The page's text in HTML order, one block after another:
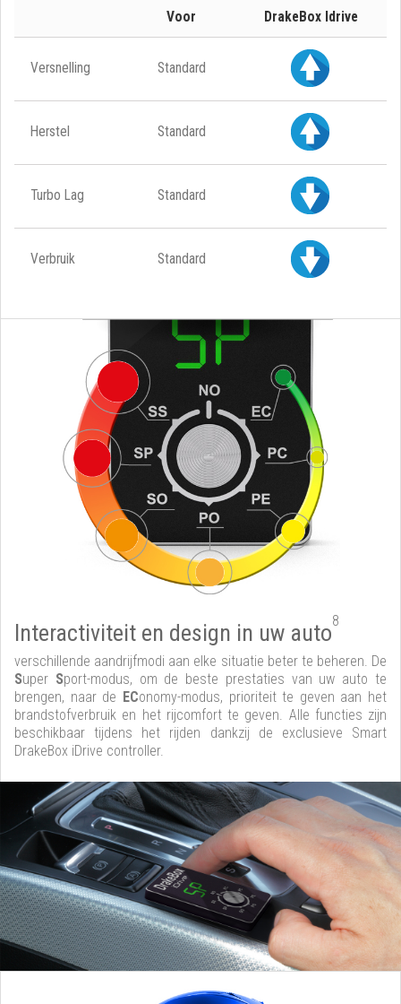
Voor DrakeBox Idrive
Versnelling Standard
Herstel Standard
Turbo Lag Standard
Verbruik Standard
Interactiviteit en design in uw auto8
verschillende aandrijfmodi aan elke situatie beter te beheren. De
Super Sport-modus, om de beste prestaties van uw auto te
brengen, naar de EConomy-modus, prioriteit te geven aan het
brandstofverbruik en het rijcomfort te geven. Alle functies zijn
beschikbaar tijdens het rijden dankzij de exclusieve Smart
DrakeBox iDrive controller.